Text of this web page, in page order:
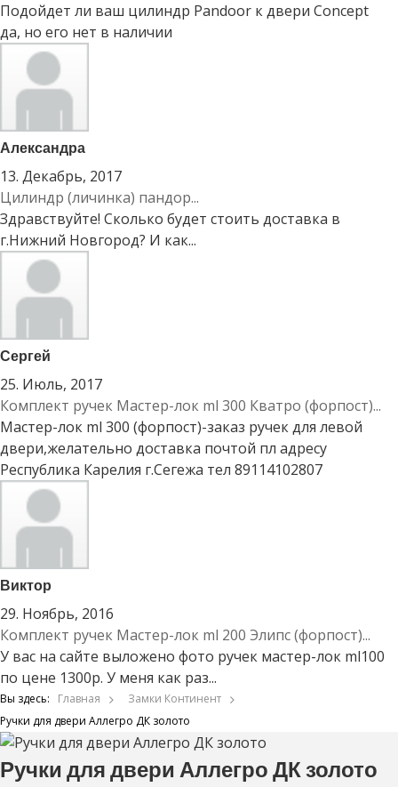
Подойдет ли ваш цилиндр Pandoor к двери Concept
да, но его нет в наличии
Александра
13. Декабрь, 2017
Цилиндр (личинка) пандор...
Здравствуйте! Сколько будет стоить доставка в
г.Нижний Новгород? И как...
Сергей
25. Июль, 2017
Комплект ручек Мастер-лок ml 300 Кватро (форпост)...
Мастер-лок ml 300 (форпост)-заказ ручек для левой
двери,желательно доставка почтой пл адресу
Республика Карелия г.Сегежа тел 89114102807
Виктор
29. Ноябрь, 2016
Комплект ручек Мастер-лок ml 200 Элипс (форпост)...
У вас на сайте выложено фото ручек мастер-лок ml100
по цене 1300р. У меня как раз...
Вы здесь: Главная
Замки Континент
Ручки для двери Аллегро ДК золото
Ручки для двери Аллегро ДК золото